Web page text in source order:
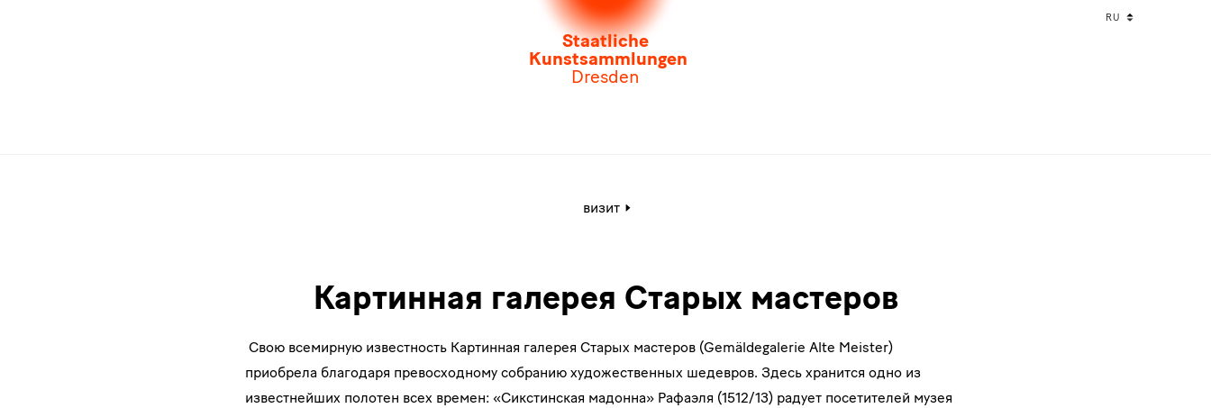
Staatliche
Kunstsammlungen
Dresden
RU
визит
мастеров
Картинная галерея Cтарых мастеров
Свою всемирную известность Картинная галерея Старых мастеров (Gemäldegalerie Alte Meister)
приобрела благодаря превосходному собранию художественных шедевров. Здесь хранится одно из
известнейших полотен всех времен: «Сикстинская мадонна» Рафаэля (1512/13) радует посетителей музея